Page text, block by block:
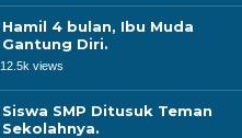
Hamil 4 bulan, Ibu Muda
Gantung Diri.
12.5k views
Siswa SMP Ditusuk Teman
Sekolahnya.